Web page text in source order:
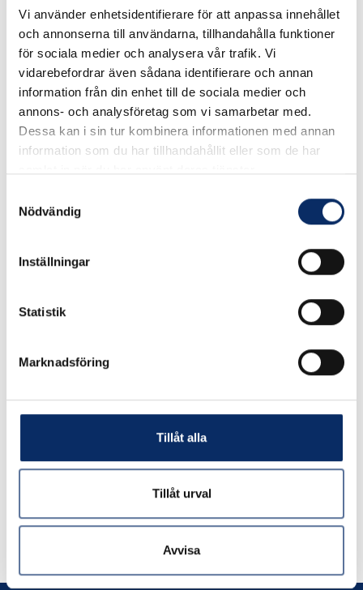
Vi använder enhetsidentifierare för att anpassa innehållet
och annonserna till användarna, tillhandahålla funktioner
för sociala medier och analysera vår trafik. Vi
vidarebefordrar även sådana identifierare och annan
information från din enhet till de sociala medier och
annons- och analysföretag som vi samarbetar med.
Dessa kan i sin tur kombinera informationen med annan
information som du har tillhandahållit eller som de har
Nödvändig
Inställningar
Statistik
Marknadsföring
Tillåt alla
Tillåt urval
Avvisa
I lager
VäljYtbehandling
Välj Ytbehandling
remove Lägg i varukorg
expand_more
Liknande produkter
Andra har även tittat på